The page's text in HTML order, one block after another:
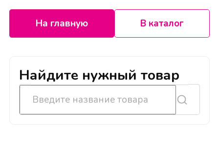
На главную В каталог
Найдите нужный товар